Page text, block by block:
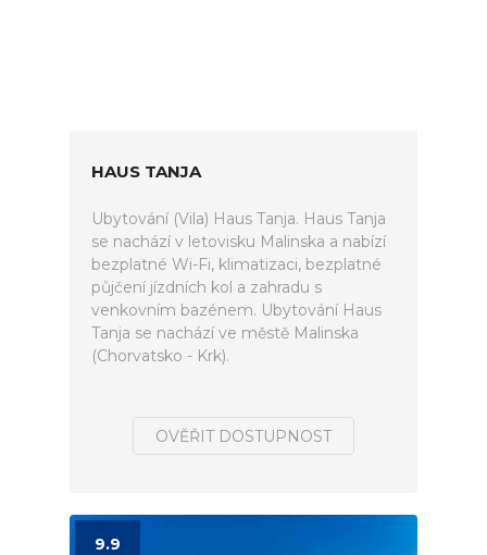
HAUS TANJA
Ubytování (Vila) Haus Tanja. Haus Tanja
se nachází v letovisku Malinska a nabízí
bezplatné Wi-Fi, klimatizaci, bezplatné
půjčení jízdních kol a zahradu s
venkovním bazénem. Ubytování Haus
Tanja se nachází ve městě Malinska
(Chorvatsko - Krk).
OVĚŘIT DOSTUPNOST
9.9